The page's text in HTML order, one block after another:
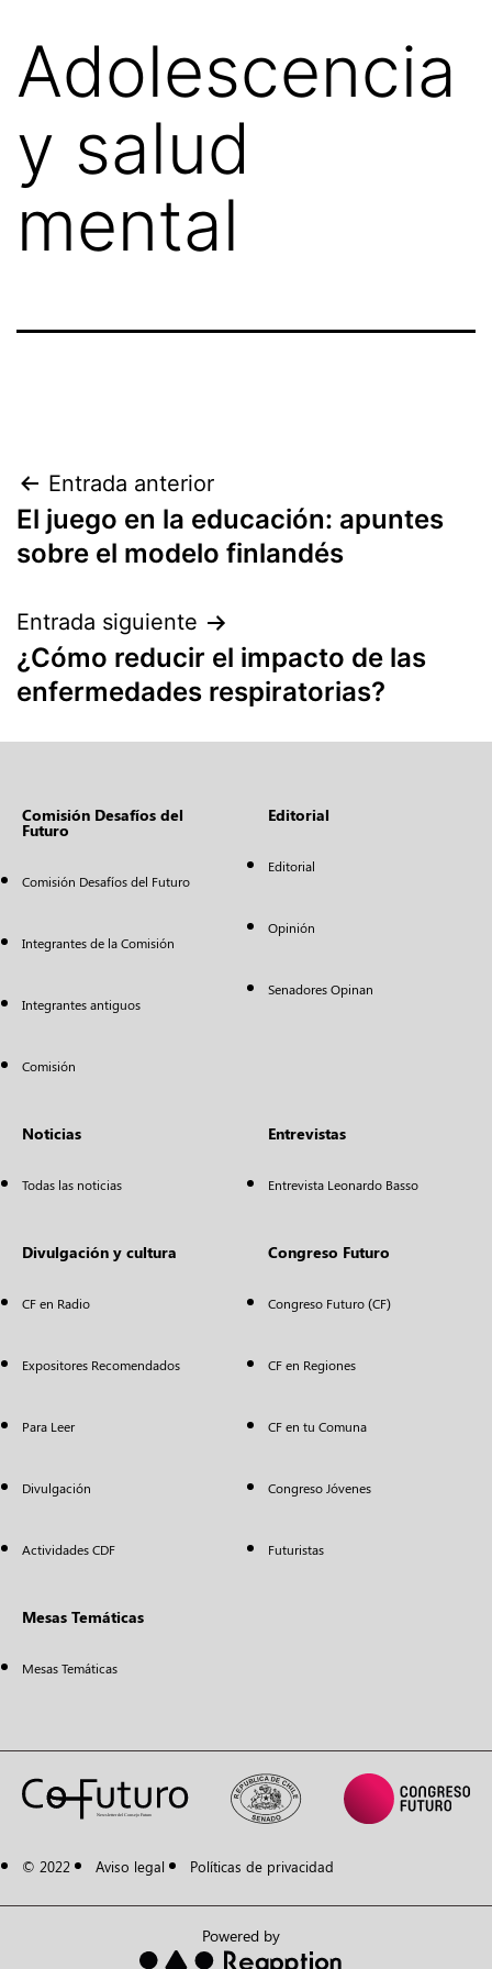
Adolescencia
y salud
mental
Entrada anterior
El juego en la educación: apuntes
sobre el modelo finlandés
Entrada siguiente
¿Cómo reducir el impacto de las
enfermedades respiratorias?
Comisión Desafíos del
Futuro
Comisión Desafíos del Futuro
Integrantes de la Comisión
Integrantes antiguos
Comisión
Editorial
Editorial
Opinión
Senadores Opinan
Noticias
Todas las noticias
Entrevistas
Entrevista Leonardo Basso
Divulgación y cultura
CF en Radio
Expositores Recomendados
Para Leer
Divulgación
Actividades CDF
Congreso Futuro
Congreso Futuro (CF)
CF en Regiones
CF en tu Comuna
Congreso Jóvenes
Futuristas
Mesas Temáticas
Mesas Temáticas
© 2022 Aviso legal Políticas de privacidad
Powered by